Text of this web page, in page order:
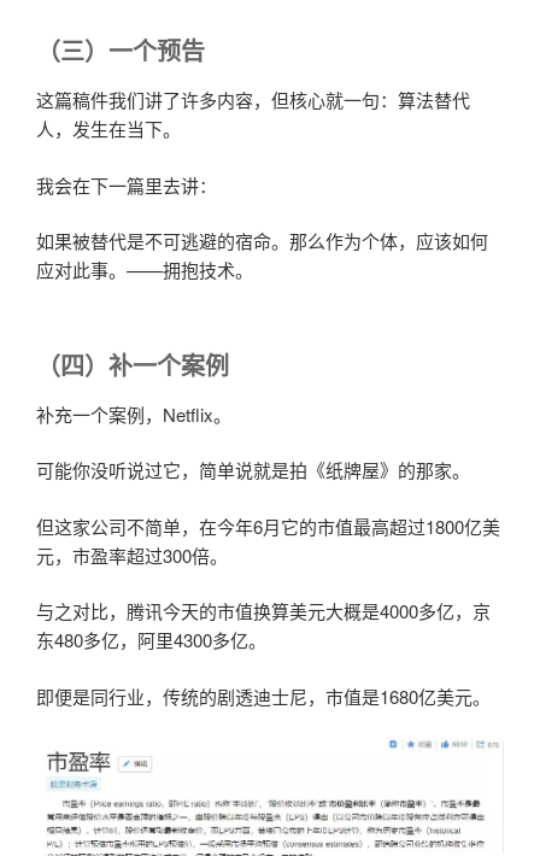
（三）一个预告
这篇稿件我们讲了许多内容，但核心就一句：算法替代
人，发生在当下。
我会在下一篇里去讲：
如果被替代是不可逃避的宿命。那么作为个体，应该如何
应对此事。——拥抱技术。
（四）补一个案例
补充一个案例，Netflix。
可能你没听说过它，简单说就是拍《纸牌屋》的那家。
但这家公司不简单，在今年6月它的市值最高超过1800亿美
元，市盈率超过300倍。
与之对比，腾讯今天的市值换算美元大概是4000多亿，京
东480多亿，阿里4300多亿。
即便是同行业，传统的剧透迪士尼，市值是1680亿美元。